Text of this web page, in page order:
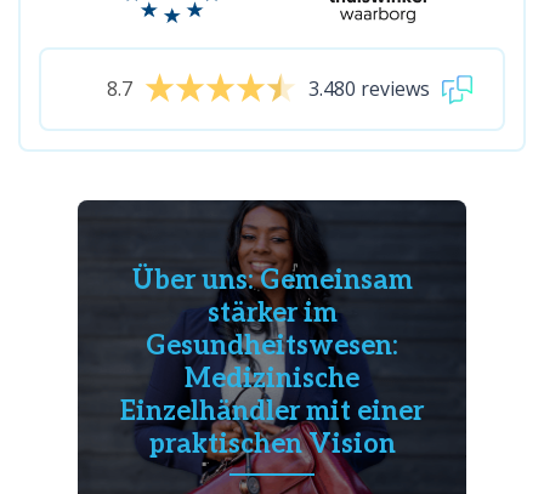
8.7 3.480 reviews
Über uns: Gemeinsam
stärker im
Gesundheitswesen:
Medizinische
Einzelhändler mit einer
praktischen Vision